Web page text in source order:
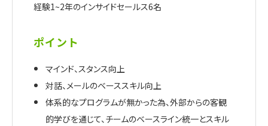
経験1~2年のインサイドセールス6名
ポイント
マインド、スタンス向上
対話、メールのベーススキル向上
体系的なプログラムが無かった為、外部からの客観
的学びを通じて、チームのベースライン統一とスキル